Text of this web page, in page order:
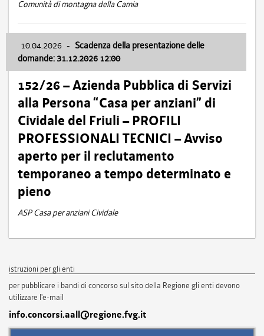
Comunità di montagna della Carnia
10.04.2026 - Scadenza della presentazione delle
domande: 31.12.2026 12:00
152/26 – Azienda Pubblica di Servizi
alla Persona “Casa per anziani” di
Cividale del Friuli – PROFILI
PROFESSIONALI TECNICI – Avviso
aperto per il reclutamento
temporaneo a tempo determinato e
pieno
ASP Casa per anziani Cividale
istruzioni per gli enti
per pubblicare i bandi di concorso sul sito della Regione gli enti devono
utilizzare l'e-mail
info.concorsi.aall@regione.fvg.it